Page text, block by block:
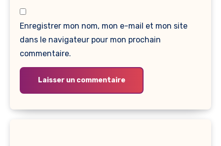
Enregistrer mon nom, mon e-mail et mon site
dans le navigateur pour mon prochain
commentaire.